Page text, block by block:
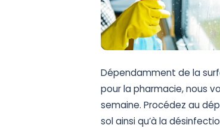
Dépendamment de la
pour la pharmacie, nous
semaine. Procédez au
sol ainsi qu’à la